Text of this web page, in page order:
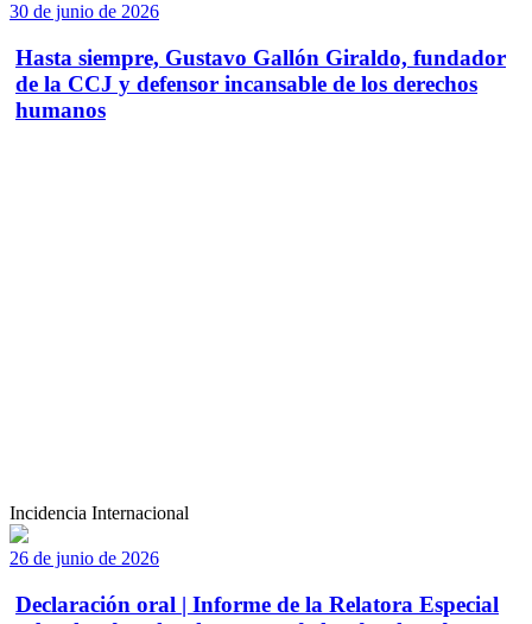
30 de junio de 2026
Hasta siempre, Gustavo Gallón Giraldo, fundador
de la CCJ y defensor incansable de los derechos
humanos
Incidencia Internacional
26 de junio de 2026
Declaración oral | Informe de la Relatora Especial